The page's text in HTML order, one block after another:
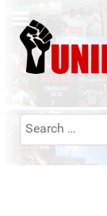
Search